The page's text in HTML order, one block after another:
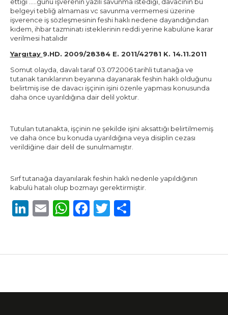
belgeyi tebliğ almaması vc savunma vermemesi üzerine
işverence iş sözleşmesinin feshi haklı nedene dayandığından
kıdem, ihbar tazminatı isteklerinin reddi yerine kabulüne karar
verilmesi hatalıdır
Yargıtay 9.HD. 2009/28384 E. 2011/42781 K. 14.11.2011
Somut olayda, davalı taraf 03.07.2006 tarihli tutanağa ve
tutanak tanıklarının beyanına dayanarak feshin haklı olduğunu
belirtmiş ise de davacı işçinin işini özenle yapması konusunda
daha önce uyarıldığına dair delil yoktur.
Tutulan tutanakta, işçinin ne şekilde işini aksattığı belirtilmemiş
ve daha önce bu konuda uyarıldığına veya disiplin cezası
verildiğine dair delil de sunulmamıştır.
Sırf tutanağa dayanılarak feshin haklı nedenle yapıldığının
kabulü hatalı olup bozmayı gerektirmiştir.
LinkedIn
Email
WhatsApp
Facebook
Twitter
Share